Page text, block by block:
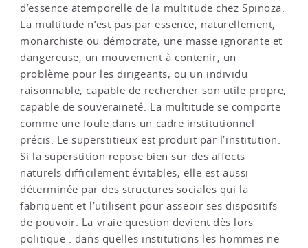
d’essence atemporelle de la multitude chez Spinoza.
La multitude n’est pas par essence, naturellement,
monarchiste ou démocrate, une masse ignorante et
dangereuse, un mouvement à contenir, un
problème pour les dirigeants, ou un individu
raisonnable, capable de rechercher son utile propre,
capable de souveraineté. La multitude se comporte
comme une foule dans un cadre institutionnel
précis. Le superstitieux est produit par l’institution.
Si la superstition repose bien sur des affects
naturels difficilement évitables, elle est aussi
déterminée par des structures sociales qui la
fabriquent et l’utilisent pour asseoir ses dispositifs
de pouvoir. La vraie question devient dès lors
politique : dans quelles institutions les hommes ne